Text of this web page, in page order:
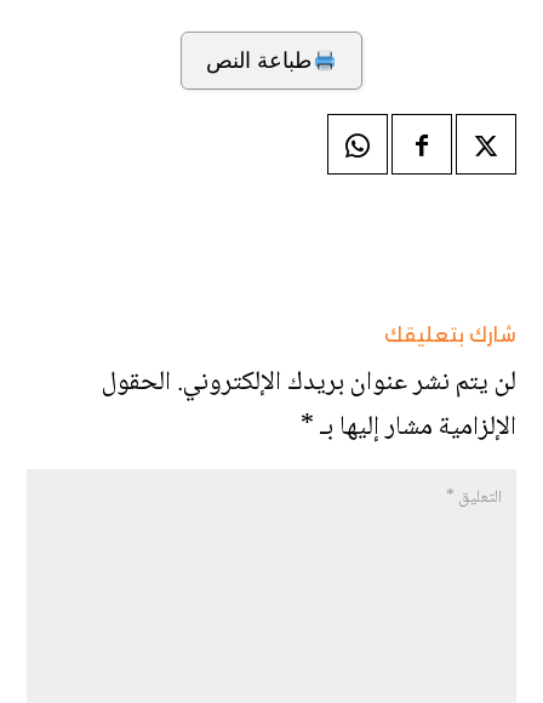
طباعة النص
شارك بتعليقك
لن يتم نشر عنوان بريدك الإلكتروني.الحقول
الإلزامية مشار إليها بـ*